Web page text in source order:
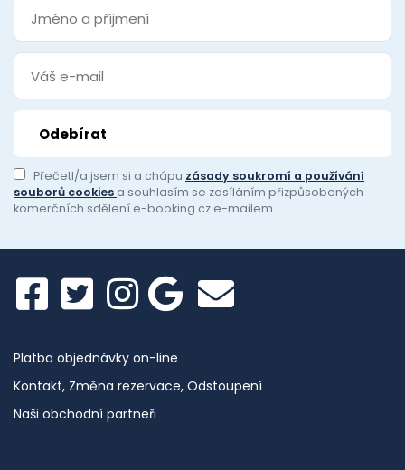
Přečetl/a jsem si a chápu zásady soukromí a používání
souborů cookies a souhlasím se zasíláním přizpůsobených
komerčních sdělení e-booking.cz e-mailem.
Platba objednávky on-line
Kontakt, Změna rezervace, Odstoupení
Naši obchodní partneři